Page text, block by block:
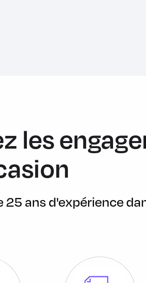
façon métallique
les
25 ans d'expérience